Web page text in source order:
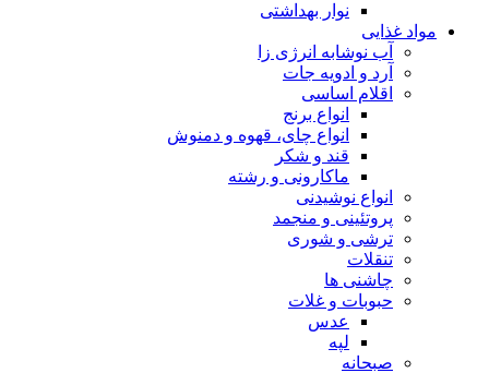
نوار بهداشتی
مواد غذایی
آب نوشابه انرژی زا
آرد و ادویه جات
اقلام اساسی
انواع برنج
انواع چای، قهوه و دمنوش
قند و شکر
ماکارونی و رشته
انواع نوشیدنی
پروتئینی و منجمد
ترشی و شوری
تنقلات
چاشنی ها
حبوبات و غلات
عدس
لپه
صبحانه